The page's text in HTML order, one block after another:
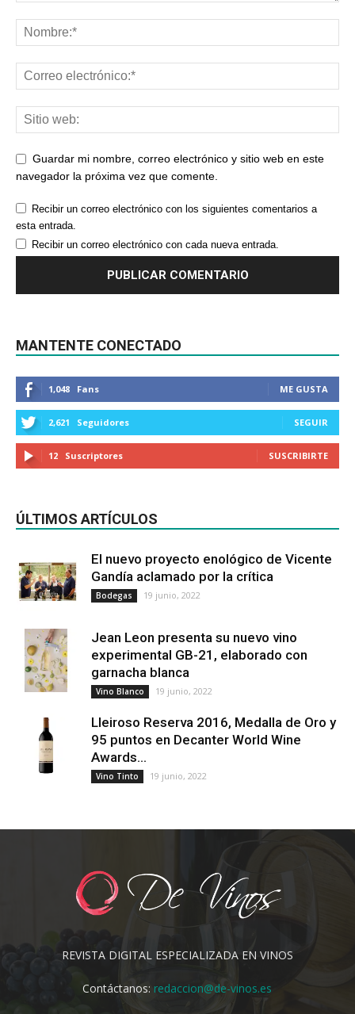
Guardar mi nombre, correo electrónico y sitio web en este
navegador la próxima vez que comente.
Recibir un correo electrónico con los siguientes comentarios a
esta entrada.
Recibir un correo electrónico con cada nueva entrada.
MANTENTE CONECTADO
1,048 Fans ME GUSTA
2,621 Seguidores SEGUIR
12 Suscriptores SUSCRIBIRTE
ÚLTIMOS ARTÍCULOS
El nuevo proyecto enológico de Vicente
Gandía aclamado por la crítica
Bodegas 19 junio, 2022
Jean Leon presenta su nuevo vino
experimental GB-21, elaborado con
garnacha blanca
Vino Blanco 19 junio, 2022
Lleiroso Reserva 2016, Medalla de Oro y
95 puntos en Decanter World Wine
Awards...
Vino Tinto 19 junio, 2022
REVISTA DIGITAL ESPECIALIZADA EN VINOS
Contáctanos:redaccion@de-vinos.es